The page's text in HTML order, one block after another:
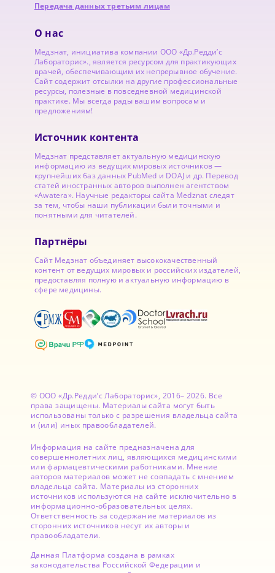
Передача данных третьим лицам
О нас
Медзнат, инициатива компании ООО «Др.Редди’с
Лабораторис»., является ресурсом для практикующих
врачей, обеспечивающим их непрерывное обучение.
Сайт содержит отсылки на другие профессиональные
ресурсы, полезные в повседневной медицинской
практике. Мы всегда рады вашим вопросам и
предложениям!
Источник контента
Медзнат представляет актуальную медицинскую
информацию из ведущих мировых источников —
крупнейших баз данных PubMed и DOAJ и др. Перевод
статей иностранных авторов выполнен агентством
«Awatera». Научные редакторы сайта Medznat следят
за тем, чтобы наши публикации были точными и
понятными для читателей.
Партнёры
Сайт Медзнат объединяет высококачественный
контент от ведущих мировых и российских издателей,
предоставляя полную и актуальную информацию в
сфере медицины.
© ООО «Др.Редди’с Лабораторис», 2016– 2026. Все
права защищены. Материалы сайта могут быть
использованы только с разрешения владельца сайта
и (или) иных правообладателей.
Информация на сайте предназначена для
совершеннолетних лиц, являющихся медицинскими
или фармацевтическими работниками. Мнение
авторов материалов может не совпадать с мнением
владельца сайта. Материалы из сторонних
источников используются на сайте исключительно в
информационно-образовательных целях.
Ответственность за содержание материалов из
сторонних источников несут их авторы и
правообладатели.
Данная Платформа создана в рамках
законодательства Российской Федерации и